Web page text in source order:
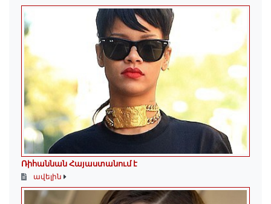
Ռիհաննան Հայաստանում է
ավելին